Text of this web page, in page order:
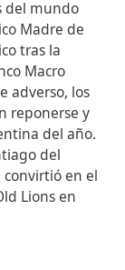
del mundo
Madre de
tras la
Macro
adverso, los
reponerse y
del año.
del
convirtió en el
Lions en